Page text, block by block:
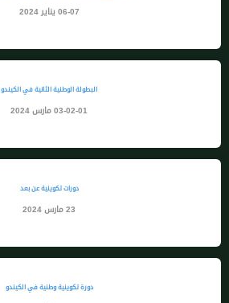
06-07 يناير 2024
البطولة الوطنية الثانية في الكيندو
03-02-01 مارس 2024
دورات تكوينية عن بعد
23 مارس 2024
دورة تكوينية وطنية في الكيندو